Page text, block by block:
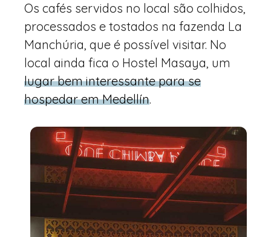
Os cafés servidos no local são colhidos,
processados e tostados na fazenda La
Manchúria, que é possível visitar. No
local ainda fica o Hostel Masaya, um
lugar bem interessante para se
hospedar em Medellín.